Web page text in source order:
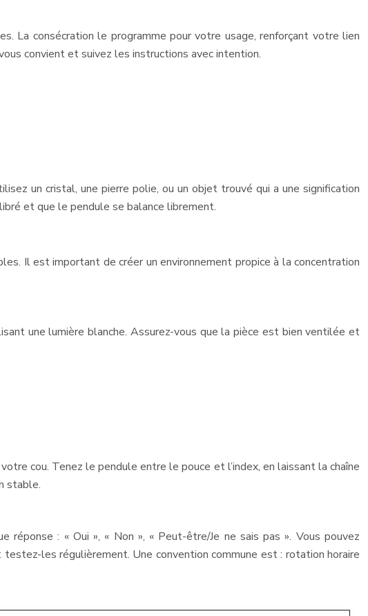
La consécration le programme pour votre usage, renforçant votre lien
convient et suivez les instructions avec intention.
un cristal, une pierre polie, ou un objet trouvé qui a une signification
et que le pendule se balance librement.
Il est important de créer un environnement propice à la concentration
une lumière blanche. Assurez-vous que la pièce est bien ventilée et
cou. Tenez le pendule entre le pouce et l’index, en laissant la chaîne
stable.
: « Oui », « Non », « Peut-être/Je ne sais pas ». Vous pouvez
les régulièrement. Une convention commune est : rotation horaire